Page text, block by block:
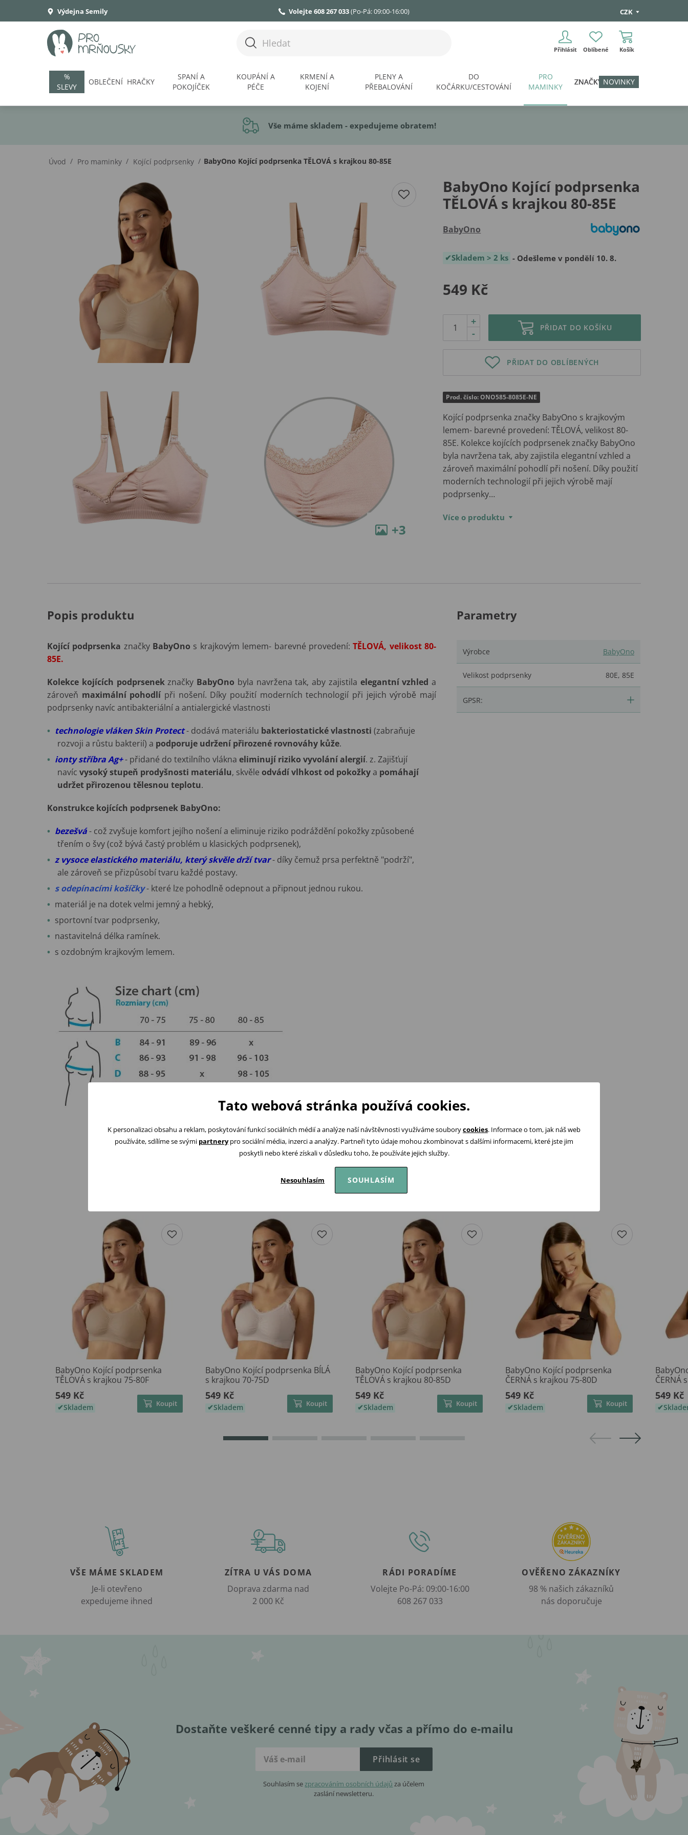
Výdejna Semily Volejte 608 267 033(Po-Pá: 09:00-16:00) CZK
Přihlásit Oblíbené Košík
%
SLEVY
OBLEČENÍ HRAČKY
SPANÍ A
POKOJÍČEK
KOUPÁNÍ A
PÉČE
KRMENÍ A
KOJENÍ
PLENY A
PŘEBALOVÁNÍ
DO
KOČÁRKU/CESTOVÁNÍ
PRO
MAMINKY
ZNAČKY NOVINKY
Vše máme skladem - expedujeme obratem!
Úvod / Pro maminky / Kojící podprsenky / BabyOno Kojící podprsenka TĚLOVÁ s krajkou 80-85E
BabyOno Kojící podprsenka
TĚLOVÁ s krajkou 80-85E
BabyOno
Skladem > 2 ks - Odešleme v pondělí 10. 8.
549 Kč
-
+
PŘIDAT DO KOŠÍKU
PŘIDAT DO OBLÍBENÝCH
Prod. číslo: ONO585-8085E-NE
Kojící podprsenka značky BabyOno s krajkovým
lemem- barevné provedení: TĚLOVÁ, velikost 80-
85E. Kolekce kojících podprsenek značky BabyOno
byla navržena tak, aby zajistila elegantní vzhled a
zároveň maximální pohodlí při nošení. Díky použití
moderních technologií při jejich výrobě mají
podprsenky…
Více o produktu
+3
Popis produktu
Kojící podprsenka značky BabyOno s krajkovým lemem- barevné provedení:TĚLOVÁ, velikost 80-
85E.
Kolekce kojících podprsenekznačky BabyOno byla navržena tak, aby zajistila elegantní vzhled a
zároveň maximální pohodlípři nošení. Díky použití moderních technologií při jejich výrobě mají
podprsenky navíc antibakteriální a antialergické vlastnosti
technologie vláken Skin Protect- dodává materiálu bakteriostatické vlastnosti (zabraňuje
rozvoji a růstu bakterií) a podporuje udržení přirozené rovnováhy kůže.
ionty stříbra Ag+- přidané do textilního vlákna eliminují riziko vyvolání alergií. z. Zajišťují
navíc vysoký stupeň prodyšnosti materiálu, skvěle odvádí vlhkost od pokožkya pomáhají
udržet přirozenou tělesnou teplotu.
Konstrukce kojících podprsenek BabyOno:
bezešvá- což zvyšuje komfort jejího nošení a eliminuje riziko podráždění pokožky způsobené
třením o švy (což bývá častý problém u klasických podprsenek),
z vysoce elastického materiálu, který skvěle drží tvar- díky čemuž prsa perfektně "podrží",
ale zároveň se přizpůsobí tvaru každé postavy.
s odepínacími košíčky- které lze pohodlně odepnout a připnout jednou rukou.
materiál je na dotek velmi jemný a hebký,
sportovní tvar podprsenky,
nastavitelná délka ramínek.
s ozdobným krajkovým lemem.
Parametry
Výrobce BabyOno
Velikost podprsenky 80E, 85E
GPSR:
Podobné produkty
BabyOno Kojící podprsenka
TĚLOVÁ s krajkou 75-80F
549 Kč
Skladem Koupit
BabyOno Kojící podprsenka BÍLÁ
s krajkou 70-75D
549 Kč
Skladem Koupit
BabyOno Kojící podprsenka
TĚLOVÁ s krajkou 80-85D
549 Kč
Skladem Koupit
BabyOno Kojící podprsenka
ČERNÁ s krajkou 75-80D
549 Kč
Skladem Koupit
ČERNÁ
549 Kč
VŠE MÁME SKLADEM
Je-li otevřeno
expedujeme ihned
ZÍTRA U VÁS DOMA
Doprava zdarma nad
2 000 Kč
RÁDI PORADÍME
Volejte Po-Pá: 09:00-16:00
608 267 033
OVĚŘENO ZÁKAZNÍKY
98 % našich zákazníků
nás doporučuje
Dostaňte veškeré cenné tipy a rady včas a přímo do e-mailu
Přihlásit se
Souhlasím se zpracováním osobních údajů za účelem
zaslání newsletteru.
Tato webová stránka používá cookies.
K personalizaci obsahu a reklam, poskytování funkcí sociálních médií a analýze naší návštěvnosti využíváme souborycookies. Informace o tom, jak náš web
používáte, sdílíme se svými partnerypro sociální média, inzerci a analýzy. Partneři tyto údaje mohou zkombinovat s dalšími informacemi, které jste jim
poskytli nebo které získali v důsledku toho, že používáte jejich služby.
Nesouhlasím SOUHLASÍM